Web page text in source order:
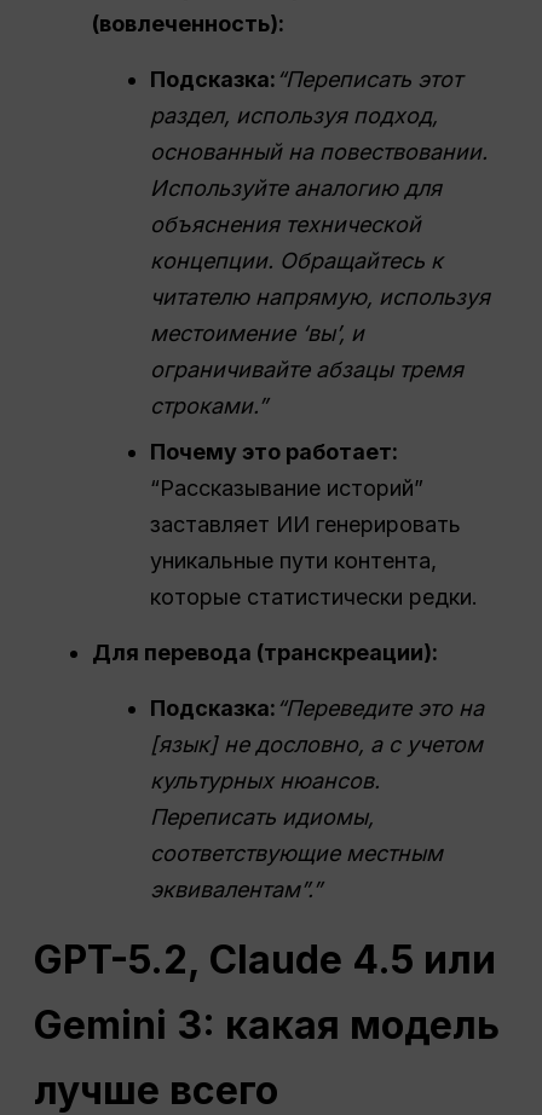
(вовлеченность):
Подсказка: “Переписать этот
раздел, используя подход,
основанный на повествовании.
Используйте аналогию для
объяснения технической
концепции. Обращайтесь к
читателю напрямую, используя
местоимение ‘вы’, и
ограничивайте абзацы тремя
строками.”
Почему это работает:
“Рассказывание историй”
заставляет ИИ генерировать
уникальные пути контента,
которые статистически редки.
Для перевода (транскреации):
Подсказка: “Переведите это на
[язык] не дословно, а с учетом
культурных нюансов.
Переписать идиомы,
соответствующие местным
эквивалентам”.”
GPT-5.2, Claude 4.5 или
Gemini 3: какая модель
лучше всего